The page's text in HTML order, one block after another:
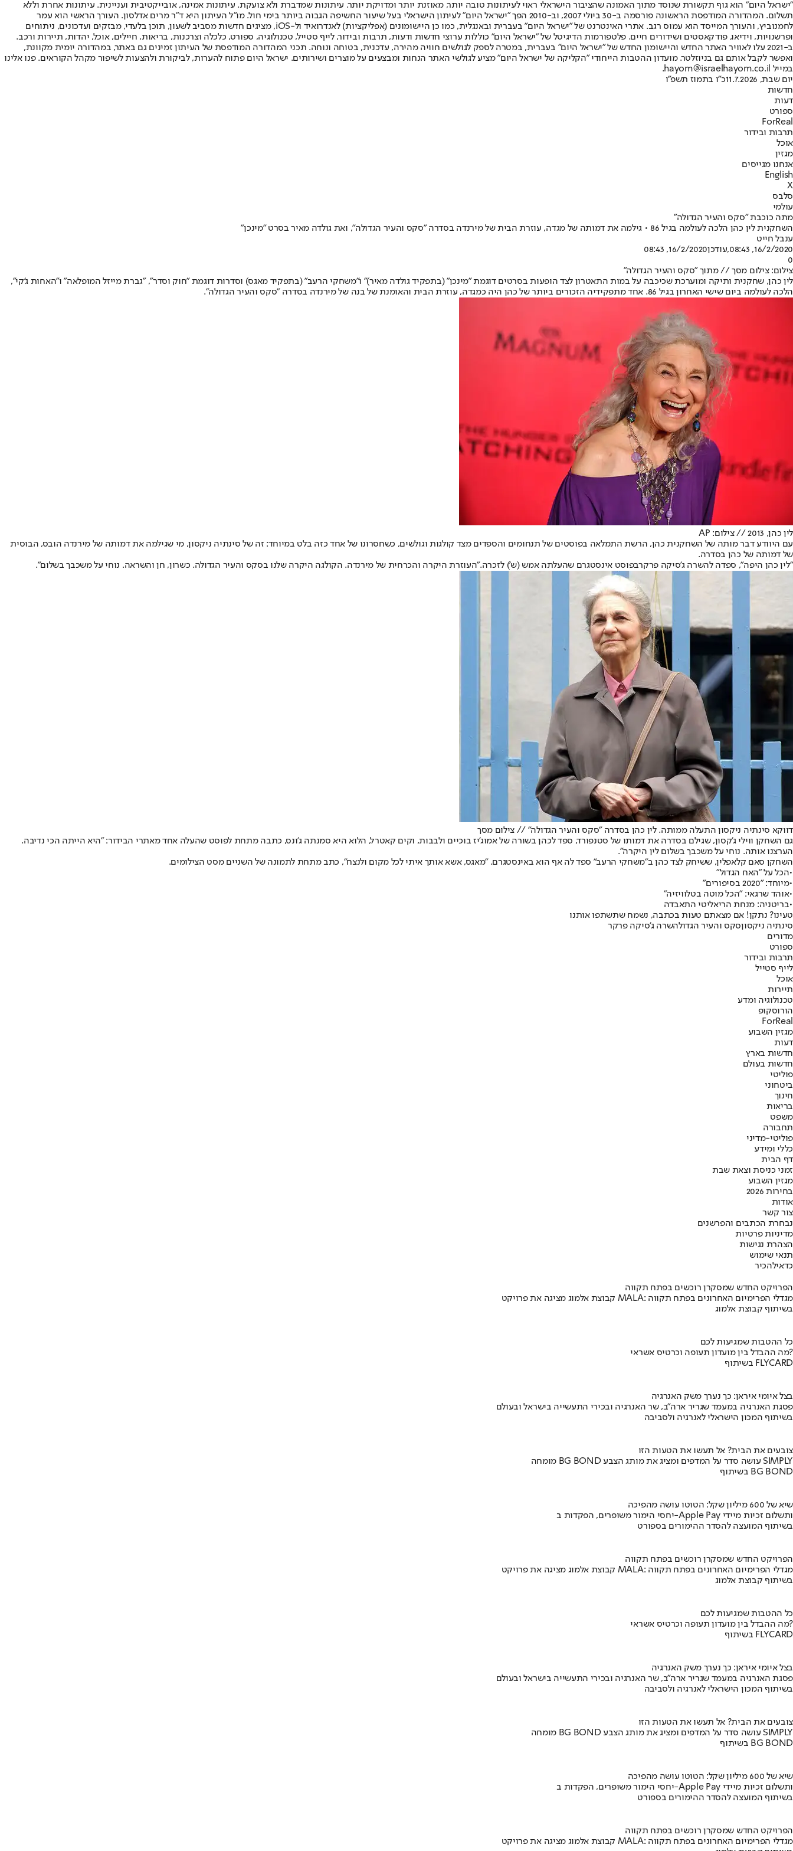
"ישראל היום" הוא גוף תקשורת שנוסד מתוך האמונה שהציבור הישראלי ראוי לעיתונות טובה יותר, מאוזנת יותר ומדויקת יותר. עיתונות שמדברת ולא צועקת. עיתונות אמינה, אובייקטיבית ועניינית. עיתונות אחרת וללא
תשלום. המהדורה המודפסת הראשונה פורסמה ב-30 ביולי 2007, וב-2010 הפך "ישראל היום" לעיתון הישראלי בעל שיעור החשיפה הגבוה ביותר בימי חול. מו"ל העיתון היא ד"ר מרים אדלסון. העורך הראשי הוא עמר
לחמנוביץ, והעורך המייסד הוא עמוס רגב. אתרי האינטרנט של "ישראל היום" בעברית ובאנגלית, כמו כן היישומונים (אפליקציות) לאנדרואיד ול-iOS, מציגים חדשות מסביב לשעון, תוכן בלעדי, מבזקים ועדכונים, ניתוחים
ופרשנויות, וידיאו, פודקאסטים ושידורים חיים. פלטפורמות הדיגיטל של "ישראל היום" כוללות ערוצי חדשות ודעות, תרבות ובידור, לייף סטייל, טכנולוגיה, ספורט, כלכלה וצרכנות, בריאות, חיילים, אוכל, יהדות, תיירות ורכב.
ב-2021 עלו לאוויר האתר החדש והיישומון החדש של "ישראל היום" בעברית, במטרה לספק לגולשים חוויה מהירה, עדכנית, בטוחה ונוחה. תכני המהדורה המודפסת של העיתון זמינים גם באתר, במהדורה יומית מקוונת,
ואפשר לקבל אותם גם בניוזלטר. מועדון ההטבות הייחודי "הקליקה של ישראל היום" מציע לגולשי האתר הנחות ומבצעים על מוצרים ושירותים. ישראל היום פתוח להערות, לביקורת ולהצעות לשיפור מקהל הקוראים. פנו אלינו
במייל hayom@israelhayom.co.il.
יום שבת, 11.7.2026
כ"ו בתמוז תשפ"ו
חדשות
דעות
ספורט
ForReal
תרבות ובידור
אוכל
מגזין
אנחנו מגייסים
English
X
סלבס
עולמי
מתה כוכבת "סקס והעיר הגדולה"
השחקנית לין כהן הלכה לעולמה בגיל 86 • גילמה את דמותה של מגדה, עוזרת הבית של מירנדה בסדרה "סקס והעיר הגדולה", ואת גולדה מאיר בסרט "מינכן"
ענבל חייט
16/2/2020, 08:43
,עודכן16/2/2020, 08:43
0
צילום: צילום מסך // מתוך "סקס והעיר הגדולה"
לין כהן, שחקנית ותיקה ומוערכת שכיכבה על במות התאטרון לצד הופעות בסרטים דוגמת "מינכן" (בתפקיד גולדה מאיר)" ו"משחקי הרעב" (בתפקיד מאגס) וסדרות דוגמת "חוק וסדר", "גברת מייזל המופלאה" ו"האחות ג'קי",
הלכה לעולמה ביום שישי האחרון בגיל 86. אחד מתפקידיה הזכורים ביותר של כהן היה כמגדה, עוזרת הבית והאומנת של בנה של מירנדה בסדרה "
סקס והעיר הגדולה".
לין כהן, 2013 // צילום: AP
עם היוודע דבר מותה של השחקנית כהן, הרשת התמלאה בפוסטים של תנחומים והספדים מצד קולגות וגולשים, כשחסרונו של אחד כזה בלט במיוחד: זה של סינתיה ניקסון, מי שגילמה את דמותה של מירנדה הובס, הבוסית
של דמותה של כהן בסדרה.
"לין כהן היפה", ספדה להשרה ג'סיקה פרקרבפוסט אינסטגרם שהעלתה אמש (ש') לזכרה."העוזרת היקרה והכרחית של מירנדה. הקולגה היקרה שלנו בסקס והעיר הגדולה. כשרון, חן והשראה. נוחי על משכבך בשלום".
דווקא סינתיה ניקסון התעלה ממותה. לין כהן בסדרה "סקס והעיר הגדולה" // צילום מסך
גם השחקן ווילי ג'קסון, שגילם בסדרה את דמותו של סטנפורד, ספד לכהן בשורה של אמוג'יז בוכיים ולבבות, וקים קאטרל, הלוא היא סמנתה ג'ונס, כתבה מתחת לפוסט שהעלה אחד מאתרי הבידור: "היא הייתה הכי נדיבה.
הערצנו אותה. נוחי על משכבך בשלום לין היקרה".
השחקן סאם קלאפלין, ששיחק לצד כהן ב"משחקי הרעב" ספד לה אף הוא באינסטגרם. "מאגס, אשא אותך איתי לכל מקום ולנצח", כתב מתחת לתמונה של השניים מסט הצילומים.
•הכל על "האח הגדול"
•מיוחד: "2020 בסיפורים"
•אוהד שרגאי: "הכל מוטה בטלוויזיה"
•בריטניה: מנחת הריאליטי התאבדה
טעינו? נתקן! אם מצאתם טעות בכתבה, נשמח שתשתפו אותנו
סינתיה ניקסוןסקס והעיר הגדולהשרה ג'סיקה פרקר
מדורים
ספורט
תרבות ובידור
לייף סטייל
אוכל
תיירות
טכנולוגיה ומדע
הורוסקופ
ForReal
מגזין השבוע
דעות
חדשות בארץ
חדשות בעולם
פוליטי
ביטחוני
חינוך
בריאות
משפט
תחבורה
פוליטי-מדיני
כללי ומידע
דף הבית
זמני כניסת וצאת שבת
מגזין השבוע
בחירות 2026
אודות
צור קשר
נבחרת הכתבים והפרשנים
מדיניות פרטיות
הצהרת נגישות
תנאי שימוש
כדאילהכיר
הפרויקט החדש שמסקרן רוכשים בפתח תקווה
קבוצת אלמוג מציגה את פרויקט MALA: מגדלי הפרימיום האחרונים בפתח תקווה
בשיתוף קבוצת אלמוג
כל ההטבות שמגיעות לכם
מה ההבדל בין מועדון תעופה וכרטיס אשראי?
בשיתוף FLYCARD
בצל איומי איראן: כך נערך משק האנרגיה
פסגת האנרגיה במעמד שגריר ארה"ב, שר האנרגיה ובכירי התעשייה בישראל ובעולם
בשיתוף המכון הישראלי לאנרגיה ולסביבה
צובעים את הבית? אל תעשו את הטעות הזו
מומחה BG BOND עושה סדר על המדפים ומציג את מותג הצבע SIMPLY
בשיתוף BG BOND
שיא של 600 מיליון שקל: הטוטו עושה מהפיכה
יחסי הימור משופרים, הפקדות ב-Apple Pay ותשלום זכיות מיידי
בשיתוף המועצה להסדר ההימורים בספורט
הפרויקט החדש שמסקרן רוכשים בפתח תקווה
קבוצת אלמוג מציגה את פרויקט MALA: מגדלי הפרימיום האחרונים בפתח תקווה
בשיתוף קבוצת אלמוג
כל ההטבות שמגיעות לכם
מה ההבדל בין מועדון תעופה וכרטיס אשראי?
בשיתוף FLYCARD
בצל איומי איראן: כך נערך משק האנרגיה
פסגת האנרגיה במעמד שגריר ארה"ב, שר האנרגיה ובכירי התעשייה בישראל ובעולם
בשיתוף המכון הישראלי לאנרגיה ולסביבה
צובעים את הבית? אל תעשו את הטעות הזו
מומחה BG BOND עושה סדר על המדפים ומציג את מותג הצבע SIMPLY
בשיתוף BG BOND
שיא של 600 מיליון שקל: הטוטו עושה מהפיכה
יחסי הימור משופרים, הפקדות ב-Apple Pay ותשלום זכיות מיידי
בשיתוף המועצה להסדר ההימורים בספורט
הפרויקט החדש שמסקרן רוכשים בפתח תקווה
קבוצת אלמוג מציגה את פרויקט MALA: מגדלי הפרימיום האחרונים בפתח תקווה